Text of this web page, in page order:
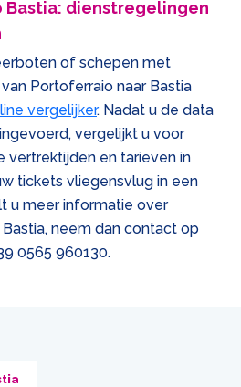
dienstregelingen
of schepen met
Portoferraio naar Bastia
vergelijker. Nadat u de data
vergelijkt u voor
vertrektijden en tarieven in
tickets vliegensvlug in een
u meer informatie over
neem dan contact op
0565 960130.